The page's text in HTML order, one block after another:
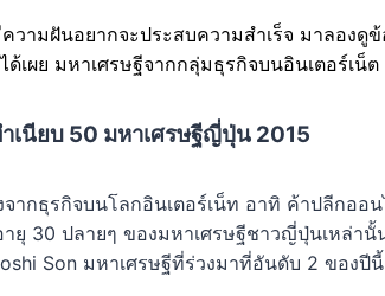
ามฝันอยากจะประสบความสำเร็จ มาลองดู
ได้เผย มหาเศรษฐีจากกลุ่มธุรกิจบนอินเตอร์เ
เนียบ 50 มหาเศรษฐีญี่ปุ่น 2015
กธุรกิจบนโลกอินเตอร์เน็ท อาทิ ค้าปลีกออ
30 ปลายๆ ของมหาเศรษฐีชาวญี่ปุ่นเหล่า
Son มหาเศรษฐีที่ร่วงมาที่อันดับ 2 ของ